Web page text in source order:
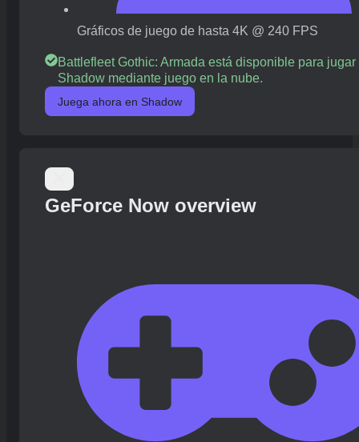
Gráficos de juego de hasta 4K @ 240 FPS
Battlefleet Gothic: Armada está disponible para jugar
Shadow mediante juego en la nube.
Juega ahora en Shadow
GeForce Now overview